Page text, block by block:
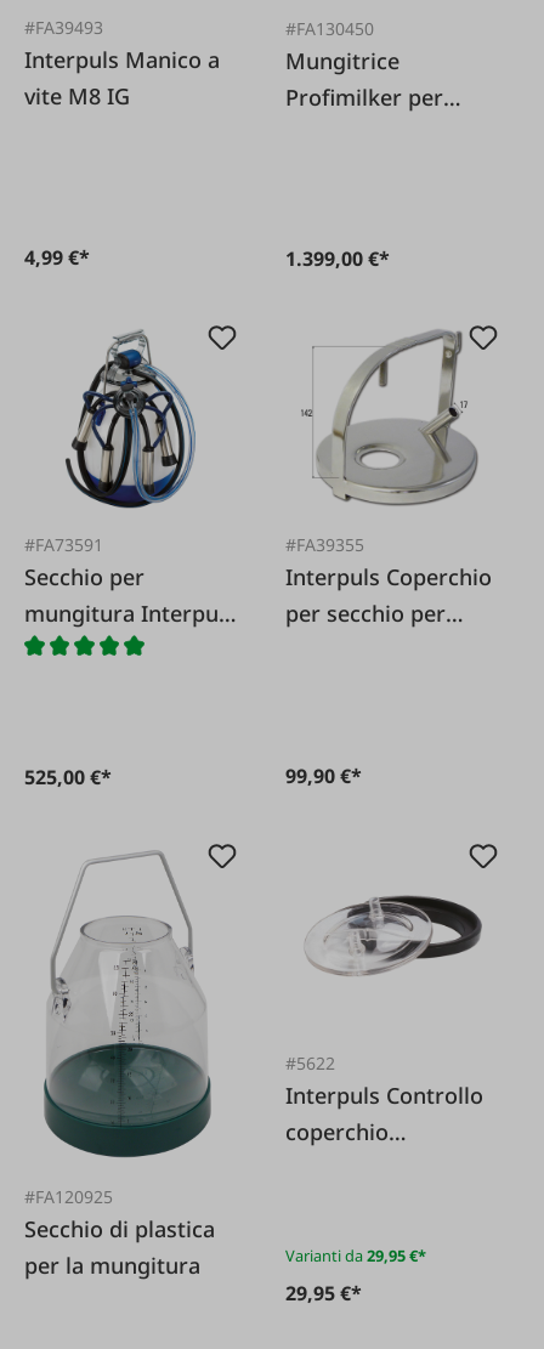
#FA39493
Interpuls Manico a
vite M8 IG
4,99 €*
#FA130450
Mungitrice
Profimilker per
1.399,00 €*
#FA73591
Secchio per
mungitura Interpuls
Ecobucket
525,00 €*
#FA39355
Interpuls Coperchio
per secchio per
99,90 €*
#FA120925
Secchio di plastica
per la mungitura
#5622
Interpuls Controllo
coperchio
Varianti da29,95 €*
29,95 €*